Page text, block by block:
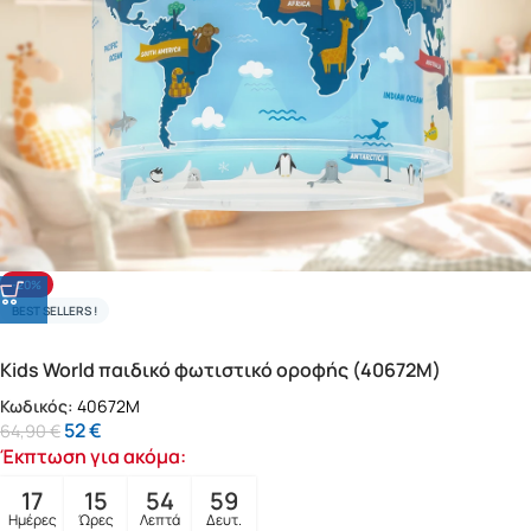
-20%
BEST SELLERS !
Kids World παιδικό φωτιστικό οροφής (40672M)
Κωδικός: 40672M
64,90€ 52€
Έκπτωση για ακόμα:
17
Ημέρες
15
Ώρες
54
Λεπτά
57
Δευτ.